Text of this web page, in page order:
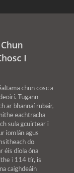
I
chun cosc a
Tugann
ar bhannaí rubair,
eachtracha
sula gcuirtear i
iomlán agus
do
éis díola óna
i 114 tír, is
caighdeáin